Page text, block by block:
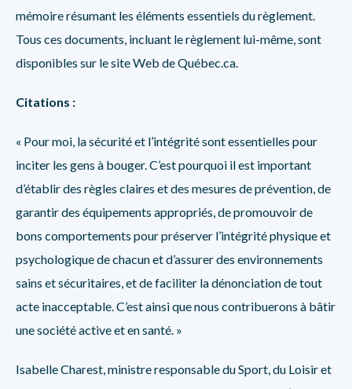
mémoire résumant les éléments essentiels du règlement.
Tous ces documents, incluant le règlement lui-même, sont
disponibles sur le site Web de Québec.ca.
Citations :
« Pour moi, la sécurité et l’intégrité sont essentielles pour
inciter les gens à bouger. C’est pourquoi il est important
d’établir des règles claires et des mesures de prévention, de
garantir des équipements appropriés, de promouvoir de
bons comportements pour préserver l’intégrité physique et
psychologique de chacun et d’assurer des environnements
sains et sécuritaires, et de faciliter la dénonciation de tout
acte inacceptable. C’est ainsi que nous contribuerons à bâtir
une société active et en santé. »
Isabelle Charest, ministre responsable du Sport, du Loisir et